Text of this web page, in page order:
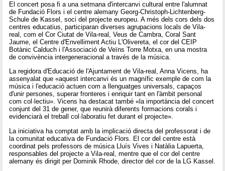
El concert posa fi a una setmana d'intercanvi cultural entre l'alumnat
de Fundació Flors i el centre alemany Georg-Christoph-Lichtenberg-
Schule de Kassel, soci del projecte europeu. A més dels cors dels dos
centres educatius, participaran diverses agrupacions locals de Vila-
real, com el Cor Ciutat de Vila-real, Veus de Cambra, Coral Sant
Jaume, el Centre d'Envelliment Actiu L'Olivereta, el cor del CEIP
Botànic Calduch i l'Associació de Veïns Torre Motxa, en una mostra
de convivència intergeneracional a través de la música.
La regidora d'Educació de l'Ajuntament de Vila-real, Anna Vicens, ha
assenyalat que «aquest intercanvi és un magnífic exemple de com la
música i l'educació actuen com a llenguatges universals, capaços
d'unir persones, superar fronteres i enriquir tant en l'àmbit personal
com col·lectiu». Vicens ha destacat també «la importància del concert
conjunt del 31 de gener, que reunirà diferents formacions corals i
evidenciarà el treball col·laboratiu fet durant el projecte».
La iniciativa ha comptat amb la implicació directa del professorat i de
la comunitat educativa de Fundació Flors. El cor del centre està
coordinat pels professors de música Lluís Vives i Natàlia Lapuerta,
responsables del projecte a Vila-real, mentre que el cor del centre
alemany és dirigit per Dominik Rhode, director del cor de la LG Kassel.